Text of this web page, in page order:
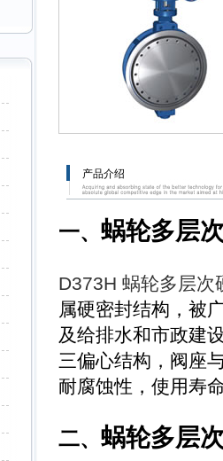
产品介绍
一、 蜗轮多层
D373H 蜗轮多层次
属硬密封结构，被
及给排水和市政建
三偏心结构，阀座
耐腐蚀性，使用寿
二、 蜗轮多层